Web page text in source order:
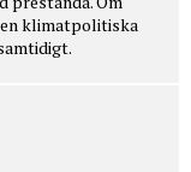
klimatpolitiska